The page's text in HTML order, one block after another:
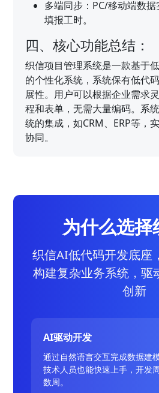
多端同步：PC/移动端数
填报工时。
四、核心功能总结：
织信项目管理系统是一款基于
的个性化系统，系统保有低代
展性。用户可以根据企业需求
程和表单，无需大量编码。系
统的集成，如CRM、ERP等，
协同。
为什么选择
织信AI低代码开发底座
构建复杂业务系统，驱
创新
AI驱动开发
通过自然语言交互完成数据建
技术人员也能快速上手，开发
数周。